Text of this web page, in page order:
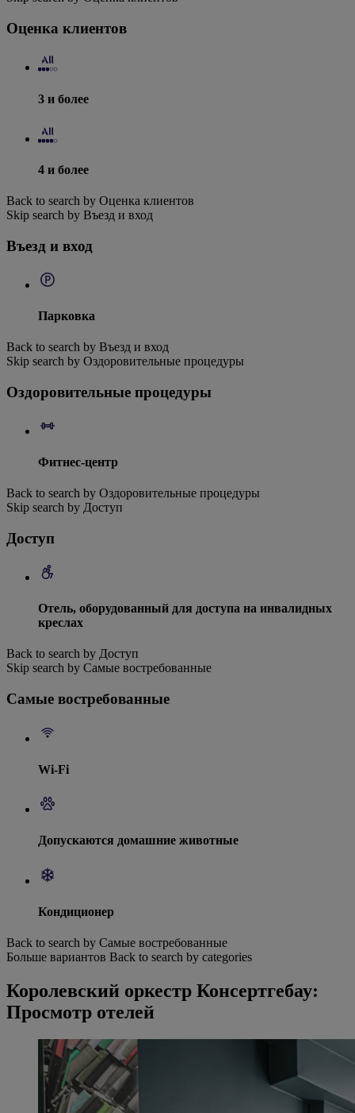
Оценка клиентов
3 и более
4 и более
Back to search by Оценка клиентов
Skip search by Въезд и вход
Въезд и вход
Парковка
Back to search by Въезд и вход
Skip search by Оздоровительные процедуры
Оздоровительные процедуры
Фитнес-центр
Back to search by Оздоровительные процедуры
Skip search by Доступ
Доступ
Отель, оборудованный для доступа на инвалидных
креслах
Back to search by Доступ
Skip search by Самые востребованные
Самые востребованные
Wi-Fi
Допускаются домашние животные
Кондиционер
Back to search by Самые востребованные
Больше вариантов Back to search by categories
Королевский оркестр Консертгебау:
Просмотр отелей